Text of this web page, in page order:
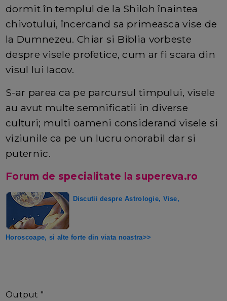
dormit în templul de la Shiloh înaintea
chivotului, încercand sa primeasca vise de
la Dumnezeu. Chiar si Biblia vorbeste
despre visele profetice, cum ar fi scara din
visul lui Iacov.
S-ar parea ca pe parcursul timpului, visele
au avut multe semnificatii in diverse
culturi; multi oameni considerand visele si
viziunile ca pe un lucru onorabil dar si
puternic.
Forum de specialitate la supereva.ro
Discutii despre Astrologie, Vise,
Horoscoape, si alte forte din viata noastra>>
Output "